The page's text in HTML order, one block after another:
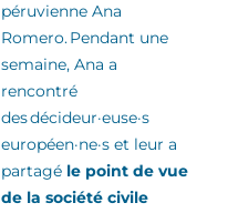
péruvienne Ana
Romero.Pendant une
semaine, Ana a
rencontré
desdécideur·euse·s
européen·ne·s et leur a
partagé le point de vue
de la société civile